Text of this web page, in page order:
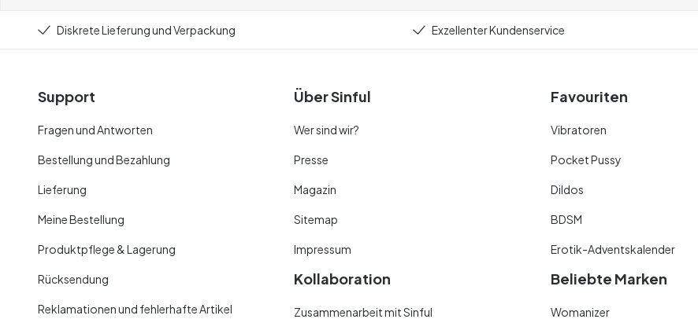
Diskrete Lieferung und Verpackung Exzellenter Kundenservice
Support
Fragen und Antworten
Bestellung und Bezahlung
Lieferung
Meine Bestellung
Produktpflege & Lagerung
Rücksendung
Reklamationen und fehlerhafte Artikel
Über Sinful
Wer sind wir?
Presse
Magazin
Sitemap
Impressum
Kollaboration
Zusammenarbeit mit Sinful
Favouriten
Vibratoren
Pocket Pussy
Dildos
BDSM
Erotik-Adventskalender
Beliebte Marken
Womanizer